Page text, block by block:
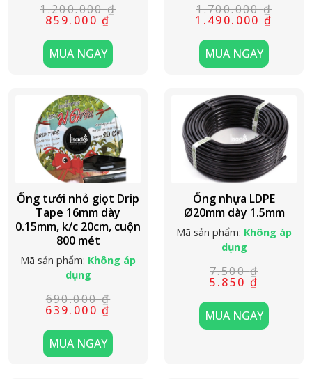
1.200.000₫
Giá
là:
1.200.000 ₫.
859.000₫
Giá
hiện
tại
là:
859.000 ₫.
MUA NGAY
1.700.000₫
Giá
là:
1.700.000
1.490.000₫
Giá
tại
là:
1.490.000
MUA NGAY
Ống tưới nhỏ giọt Drip
Tape 16mm dày
0.15mm, k/c 20cm, cuộn
800 mét
Mã sản phẩm: Không áp
dụng
690.000₫
Giá
là:
690.000 ₫.
639.000₫
Giá
hiện
tại
là:
639.000 ₫.
MUA NGAY
Ống nhựa LDPE
Ø20mm dày 1.5mm
Mã sản phẩm: Không áp
dụng
7.500₫
Giá
gốc
là:
7.500 ₫.
5.850 ₫
Giá
hiện
tại
là:
5.850 ₫.
MUA NGAY